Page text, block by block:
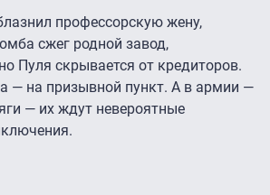
профессорскую жену,
сжег родной завод,
Пуля скрывается от кредиторов.
— на призывной пункт. А в армии —
— их ждут невероятные